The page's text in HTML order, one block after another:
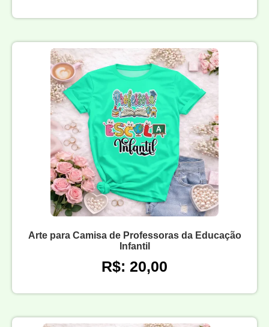
Arte para Camisa de Professoras da Educação
Infantil
R$: 20,00